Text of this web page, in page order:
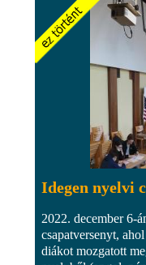
Idegen nyelvi
2022. december 6-
csapatversenyt,
diákot mozgatott